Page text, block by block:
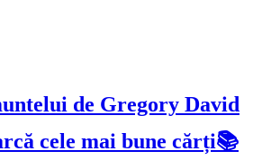
de Gregory David
cele mai bune cărți📚